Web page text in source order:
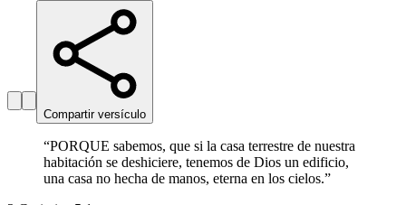
Compartir versículo
“PORQUE sabemos, que si la casa terrestre de nuestra
habitación se deshiciere, tenemos de Dios un edificio,
una casa no hecha de manos, eterna en los cielos.”